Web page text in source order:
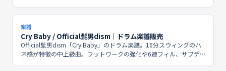
楽譜
Cry Baby / Official髭男dism｜ドラム楽譜販売
Official髭男dism「Cry Baby」のドラム楽譜。16分スウィングのハ
ネ感が特徴の中上級曲。フットワークの強化や6連フィル、サブデ